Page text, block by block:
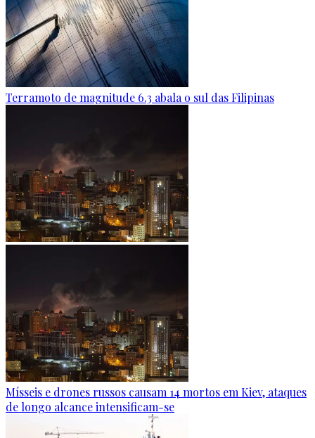
Terramoto de magnitude 6.3 abala o sul das Filipinas
Mísseis e drones russos causam 14 mortos em Kiev, ataques
de longo alcance intensificam-se